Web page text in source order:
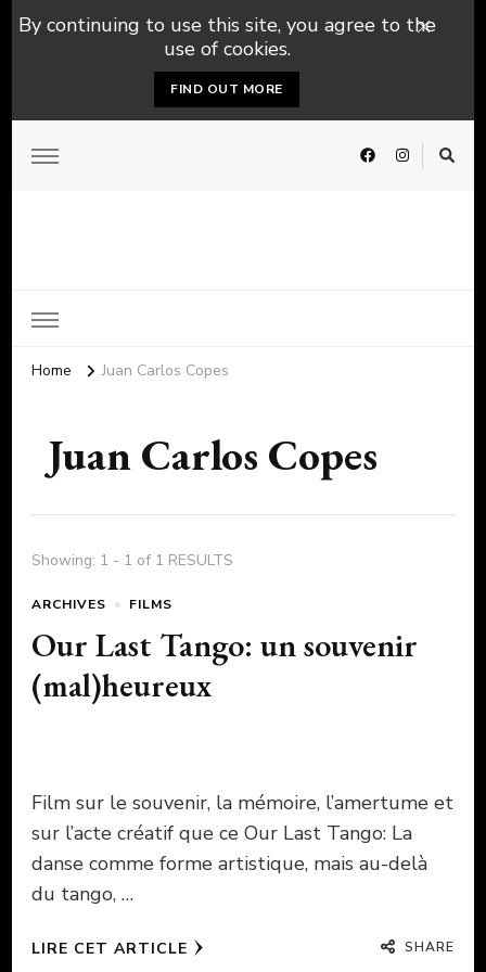
By continuing to use this site, you agree to the
use of cookies.
FIND OUT MORE
Home Juan Carlos Copes
Juan Carlos Copes
Showing: 1 - 1 of 1 RESULTS
ARCHIVES FILMS
Our Last Tango: un souvenir
(mal)heureux
Film sur le souvenir, la mémoire, l’amertume et
sur l’acte créatif que ce Our Last Tango: La
danse comme forme artistique, mais au-delà
du tango, …
LIRE CET ARTICLE SHARE